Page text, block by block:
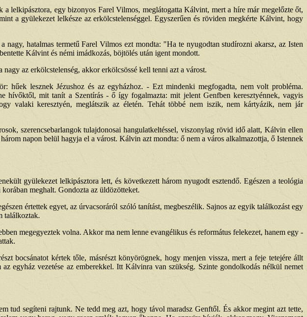
lelkipásztora, egy bizonyos Farel Vilmos, meglátogatta Kálvint, mert a híre már megelőzte őt,
a gyülekezet lelkésze az erkölcstelenséggel. Egyszerűen és röviden megkérte Kálvint, hogy
hatalmas termetű Farel Vilmos ezt mondta: "Ha te nyugodtan studírozni akarsz, az Isten
Kálvint és némi imádkozás, böjtölés után igent mondott.
az erkölcstelenség, akkor erkölcsössé kell tenni azt a várost.
hűek lesznek Jézushoz és az egyházhoz. - Ezt mindenki megfogadta, nem volt probléma.
hívőktől, mit tanít a Szentírás - ő így fogalmazta: mit jelent Genfben keresztyénnek, vagyis
valaki keresztyén, meglátszik az életén. Tehát többé nem iszik, nem kártyázik, nem jár
szerencsebarlangok tulajdonosai hangulatkeltéssel, viszonylag rövid idő alatt, Kálvin ellen
napon belül hagyja el a várost. Kálvin azt mondta: ő nem a város alkalmazottja, ő Istennek
gyülekezet lelkipásztora lett, és következett három nyugodt esztendő. Egészen a teológia
meghalt. Gondozta az üldözötteket.
értettek egyet, az úrvacsoráról szóló tanítást, megbeszélik. Sajnos az egyik találkozást egy
találkoztak.
megegyeztek volna. Akkor ma nem lenne evangélikus és református felekezet, hanem egy -
bocsánatot kértek tőle, másrészt könyörögnek, hogy menjen vissza, mert a feje tetejére állt
egyház vezetése az emberekkel. Itt Kálvinra van szükség. Szinte gondolkodás nélkül nemet
tud segíteni rajtunk. Ne tedd meg azt, hogy távol maradsz Genftől. És akkor megint azt tette,